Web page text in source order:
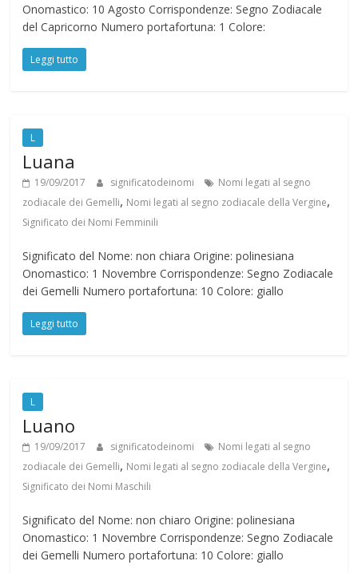
Onomastico: 10 Agosto Corrispondenze: Segno Zodiacale
del Capricorno Numero portafortuna: 1 Colore:
Leggi tutto
L
Luana
19/09/2017 significatodeinomi
Nomi legati al segno
zodiacale dei Gemelli, Nomi legati al segno zodiacale della Vergine,
Significato dei Nomi Femminili
Significato del Nome: non chiara Origine: polinesiana
Onomastico: 1 Novembre Corrispondenze: Segno Zodiacale
dei Gemelli Numero portafortuna: 10 Colore: giallo
Leggi tutto
L
Luano
19/09/2017 significatodeinomi
Nomi legati al segno
zodiacale dei Gemelli, Nomi legati al segno zodiacale della Vergine,
Significato dei Nomi Maschili
Significato del Nome: non chiaro Origine: polinesiana
Onomastico: 1 Novembre Corrispondenze: Segno Zodiacale
dei Gemelli Numero portafortuna: 10 Colore: giallo